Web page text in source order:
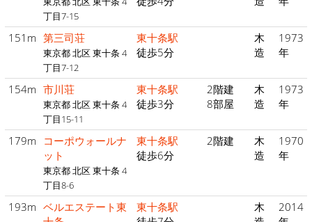
丁目7-15
151m 第三司荘
東京都 北区 東十条 4
丁目7-12
東十条駅
徒歩5分
木
造
1973
年
154m 市川荘
東京都 北区 東十条 4
丁目15-11
東十条駅
徒歩3分
2階建
8部屋
木
造
1973
年
179m
コーポウォールナ
ット
東京都 北区 東十条 4
丁目8-6
東十条駅
徒歩6分
2階建
木
造
1970
年
193m ベルエステート東
東十条駅
木
2014